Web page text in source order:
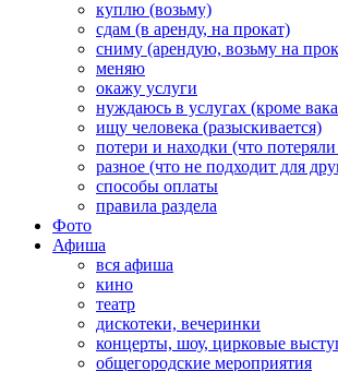
куплю (возьму)
сдам (в аренду, на прокат)
сниму (арендую, возьму на
меняю
окажу услуги
нуждаюсь в услугах (кроме
ищу человека (разыскивается)
потери и находки (что
разное (что не подходит для
способы оплаты
правила раздела
Фото
Афиша
вся афиша
кино
театр
дискотеки, вечеринки
концерты, шоу, цирковые
общегородские мероприятия